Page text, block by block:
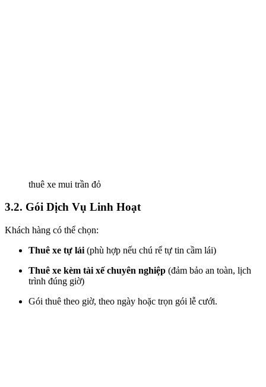
thuê xe mui trần đỏ
3.2. Gói Dịch Vụ Linh Hoạt
Khách hàng có thể chọn:
Thuê xe tự lái (phù hợp nếu chú rể tự tin cầm lái)
Thuê xe kèm tài xế chuyên nghiệp (đảm bảo an toàn, lịch
trình đúng giờ)
Gói thuê theo giờ, theo ngày hoặc trọn gói lễ cưới.